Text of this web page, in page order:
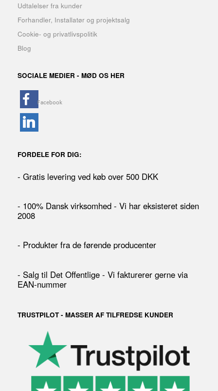
Udtalelser fra kunder
Forhandler, Installatør og projektsalg
Cookie- og privatlivspolitik
Blog
SOCIALE MEDIER - MØD OS HER
FORDELE FOR DIG:
- Gratis levering ved køb over 500 DKK
- 100% Dansk virksomhed - Vi har eksisteret siden
2008
- Produkter fra de førende producenter
- Salg til Det Offentlige - Vi fakturerer gerne via
EAN-nummer
TRUSTPILOT - MASSER AF TILFREDSE KUNDER